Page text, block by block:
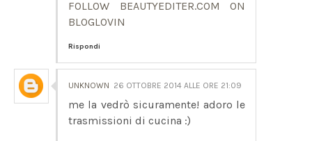
FOLLOW BEAUTYEDITER.COM ON
BLOGLOVIN
Rispondi
UNKNOWN 26 OTTOBRE 2014 ALLE ORE 21:09
me la vedrò sicuramente! adoro le
trasmissioni di cucina :)